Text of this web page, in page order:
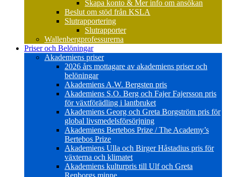
Skapa konto & Mer info om ansökan
Beslut om stöd från KSLA
Slutrapportering
Slutrapporter
Wallenbergprofessurerna
Priser och Belöningar
Akademiens priser
2026 års mottagare av akademiens priser och
belöningar
Akademiens A.W. Bergsten pris
Akademiens S.O. Berg och Fajer Fajersson pris
för växtförädling i lantbruket
Akademiens Georg och Greta Borgström pris för
global livsmedelsförsörjning
Akademiens Bertebos Prize / The Academy’s
Bertebos Prize
Akademiens Ulla och Birger Håstadius pris för
växterna och klimatet
Akademiens kulturpris till Ulf och Greta
Renborgs minne